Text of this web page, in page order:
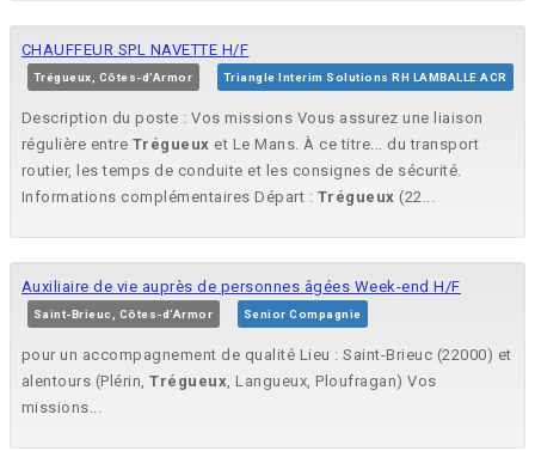
CHAUFFEUR SPL NAVETTE H/F
Trégueux, Côtes-d'Armor Triangle Interim Solutions RH LAMBALLE ACR
Description du poste : Vos missions Vous assurez une liaison
régulière entre Trégueux et Le Mans. À ce titre... du transport
routier, les temps de conduite et les consignes de sécurité.
Informations complémentaires Départ : Trégueux (22...
Auxiliaire de vie auprès de personnes âgées Week-end H/F
Saint-Brieuc, Côtes-d'Armor Senior Compagnie
pour un accompagnement de qualité Lieu : Saint-Brieuc (22000) et
alentours (Plérin,Trégueux, Langueux, Ploufragan) Vos
missions...